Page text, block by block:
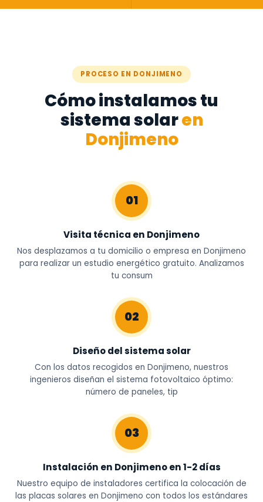
PROCESO EN DONJIMENO
Cómo instalamos tu
sistema solaren
Donjimeno
01
Visita técnica en Donjimeno
Nos desplazamos a tu domicilio o empresa en Donjimeno
para realizar un estudio energético gratuito. Analizamos
tu consum
02
Diseño del sistema solar
Con los datos recogidos en Donjimeno, nuestros
ingenieros diseñan el sistema fotovoltaico óptimo:
número de paneles, tip
03
Instalación en Donjimeno en 1-2 días
Nuestro equipo de instaladores certifica la colocación de
las placas solares en Donjimeno con todos los estándares